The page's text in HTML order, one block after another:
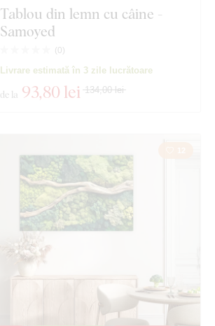
Tablou din lemn cu câine -
Samoyed
( 0)
Livrare estimată în 3 zile lucrătoare
de la 93,80 lei 134,00 lei